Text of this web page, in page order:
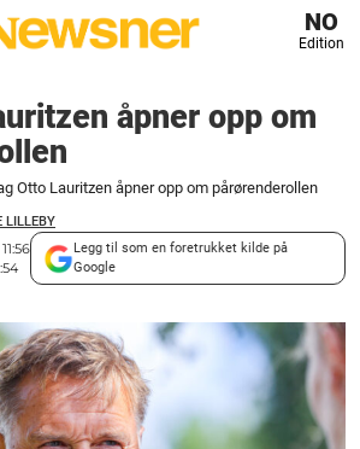
NO
Edition
åpner opp om
Otto Lauritzen åpner opp om pårørenderollen
LILLEBY
Legg til som en foretrukket kilde på
Google